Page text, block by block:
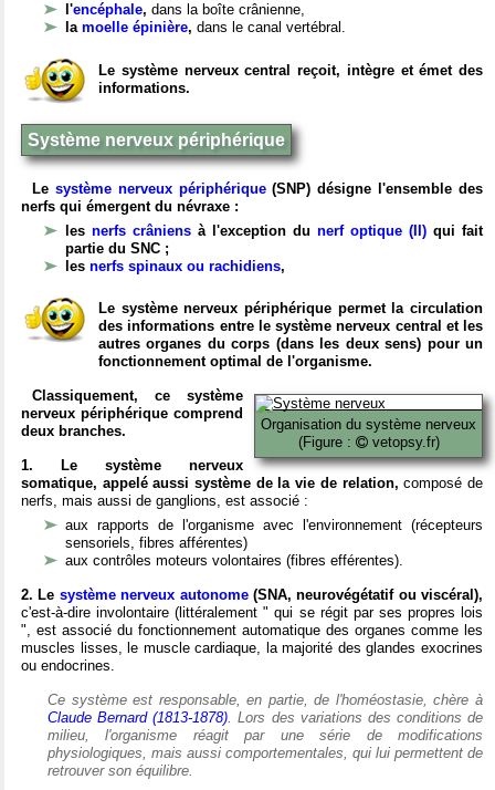
l'encéphale, dans la boîte crânienne,
la moelle épinière, dans le canal vertébral.
Le système nerveux central reçoit, intègre et émet des
informations.
Système nerveux périphérique
Le système nerveux périphérique(SNP) désigne l'ensemble des
nerfs qui émergent du névraxe :
les nerfs crâniens à l'exception du nerf optique (II) qui fait
partie du SNC ;
les nerfs spinaux ou rachidiens,
Le système nerveux périphérique permet la circulation
des informations entre le système nerveux central et les
autres organes du corps (dans les deux sens) pour un
fonctionnement optimal de l'organisme.
Organisation du système nerveux
(Figure :
vetopsy.fr)
Classiquement, ce système
nerveux périphérique comprend
deux branches.
1. Le système nerveux
somatique, appelé aussi système de la vie de relation, composé de
nerfs, mais aussi de ganglions, est associé :
aux rapports de l'organisme avec l'environnement (récepteurs
sensoriels, fibres afférentes)
aux contrôles moteurs volontaires (fibres efférentes).
2. Le système nerveux autonome(SNA, neurovégétatif ou viscéral),
c'est-à-dire involontaire (littéralement " qui se régit par ses propres lois
", est associé du fonctionnement automatique des organes comme les
muscles lisses, le muscle cardiaque, la majorité des glandes exocrines
ou endocrines.
Ce système est responsable, en partie, de l'homéostasie, chère à
Claude Bernard (1813-1878). Lors des variations des conditions de
milieu, l'organisme réagit par une série de modifications
physiologiques, mais aussi comportementales, qui lui permettent de
retrouver son équilibre.